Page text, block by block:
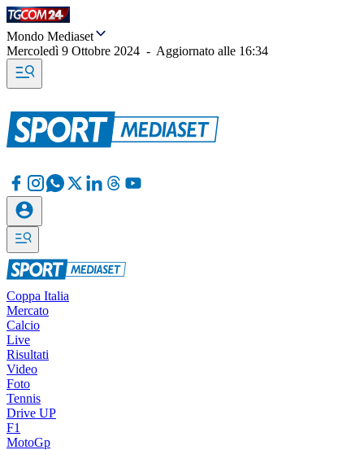
Mondo Mediaset
Mercoledì 9 Ottobre 2024 - Aggiornato alle 16:34
Coppa Italia
Mercato
Calcio
Live
Risultati
Video
Foto
Tennis
Drive UP
F1
MotoGp